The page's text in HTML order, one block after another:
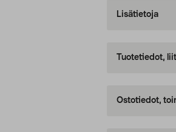
Lisätietoja
Tuotetiedot,
Ostotiedot,